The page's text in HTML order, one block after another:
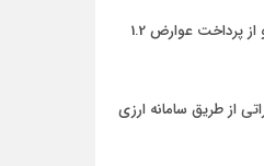
معافیت 199 کالای اساسی کشاورزی و دارو از پرداخت عوارض 1.2
از طریق سامانه ارزی